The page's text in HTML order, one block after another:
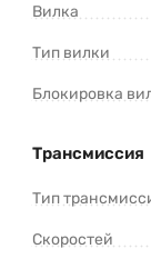
Вилка
Тип вилки
Блокировка
Трансмиссия
Тип
Скоростей